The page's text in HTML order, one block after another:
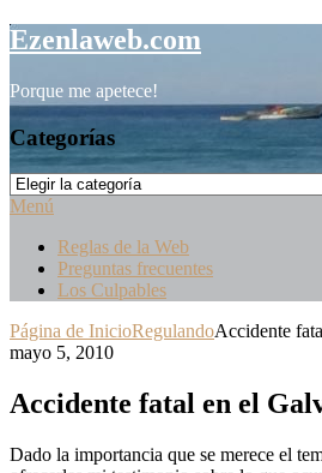
Saltar
al
Ezenlaweb.com
Porque me apetece!
Categorías
Categorías
Menú
Reglas de la Web
Preguntas frecuentes
Los Culpables
Página de InicioRegulandoAccidente
mayo 5, 2010
Accidente fatal en el
Dado la importancia que se merece el